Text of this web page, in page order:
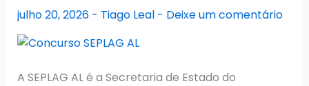
julho 20, 2026 - Tiago Leal - Deixe um comentário
A SEPLAG AL é a Secretaria de Estado do